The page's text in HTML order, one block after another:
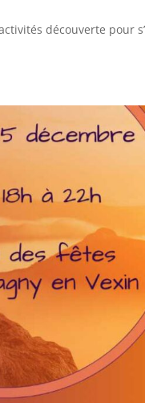
découverte pour